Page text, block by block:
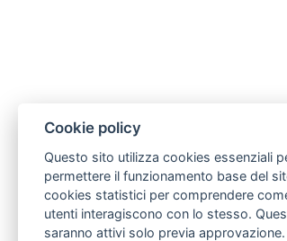
Cookie policy
Questo sito utilizza cookies essenziali
permettere il funzionamento base del
cookies statistici per comprendere
utenti interagiscono con lo stesso.
saranno attivi solo previa approvazione.